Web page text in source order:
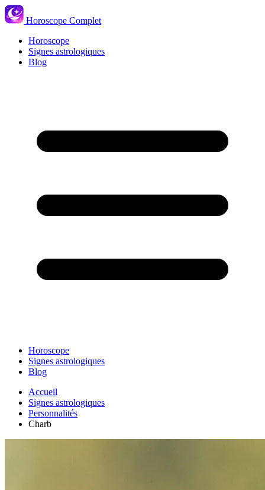
Horoscope Complet
Horoscope
Signes astrologiques
Blog
Horoscope
Signes astrologiques
Blog
Accueil
Signes astrologiques
Personnalités
Charb